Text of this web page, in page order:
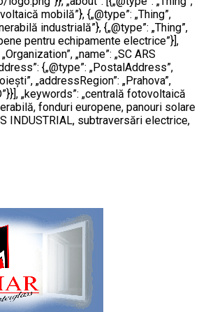
mobilă”}, {„@type”: „Thing”,
industrială”}, {„@type”: „Thing”,
pentru echipamente electrice”}],
„name”: „SC ARS
{„@type”: „PostalAddress”,
„addressRegion”: „Prahova”,
„keywords”: „centrală fotovoltaică
fonduri europene, panouri solare
INDUSTRIAL, subtraversări electrice,